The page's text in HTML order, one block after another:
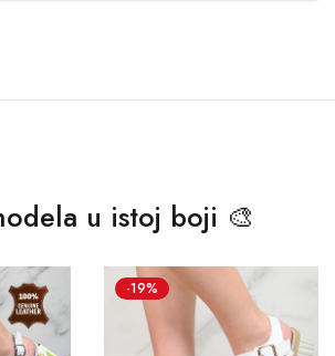
u istoj boji 🎨
-19%